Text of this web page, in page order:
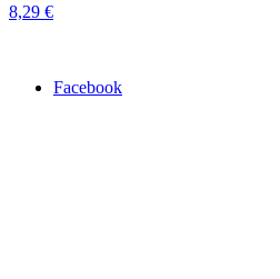
8,29 €
Facebook